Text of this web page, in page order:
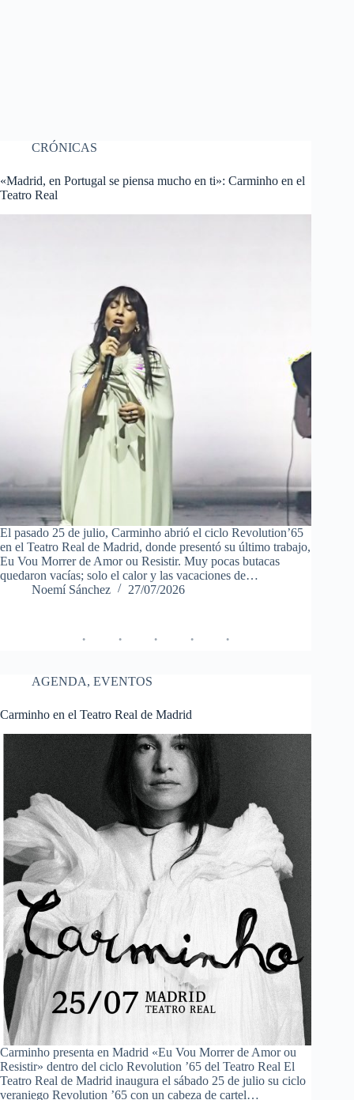
CRÓNICAS
«Madrid, en Portugal se piensa mucho en ti»: Carminho en el
Teatro Real
El pasado 25 de julio, Carminho abrió el ciclo Revolution’65
en el Teatro Real de Madrid, donde presentó su último trabajo,
Eu Vou Morrer de Amor ou Resistir. Muy pocas butacas
quedaron vacías; solo el calor y las vacaciones de…
Noemí Sánchez
27/07/2026
AGENDA, EVENTOS
Carminho en el Teatro Real de Madrid
Carminho presenta en Madrid «Eu Vou Morrer de Amor ou
Resistir» dentro del ciclo Revolution ’65 del Teatro Real El
Teatro Real de Madrid inaugura el sábado 25 de julio su ciclo
veraniego Revolution ’65 con un cabeza de cartel…